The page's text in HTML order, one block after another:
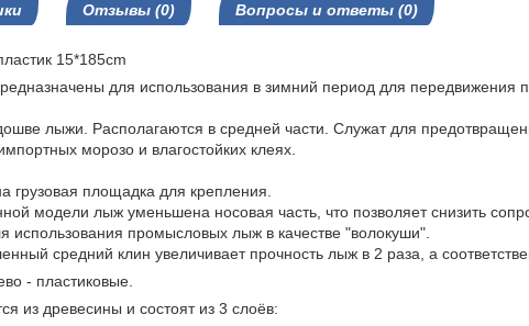
Отзывы (0) Вопросы и ответы (0)
15*185cm
для использования в зимний период для передвижения
лыжи. Располагаются в средней части. Служат для
морозо и влагостойких клеях.
грузовая площадка для крепления.
модели лыж уменьшена носовая часть, что позволяет снизить
использования промысловых лыж в качестве "волокуши".
средний клин увеличивает прочность лыж в 2 раза, а
- пластиковые.
из древесины и состоят из 3 слоёв: